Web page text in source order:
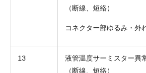
（断線、短絡）
コネクター部ゆるみ・外
13
液管温度サーミスター異
（断線、短絡）